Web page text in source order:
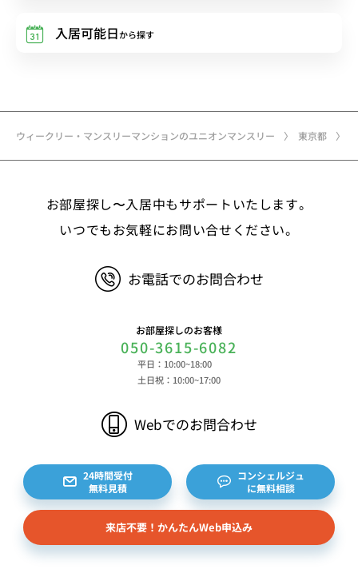
ウィークリー・マンスリーマンションのユニオンマンスリー 東京都
入居可能日から探す
お部屋探し〜入居中もサポートいたします。
いつでもお気軽にお問い合せください。
お電話でのお問合わせ
お部屋探しのお客様
050-3615-6082
平日：10:00~18:00
土日祝：10:00~17:00
Webでのお問合わせ
24時間受付
無料見積
コンシェルジュ
に無料相談
来店不要！かんたんWeb申込み